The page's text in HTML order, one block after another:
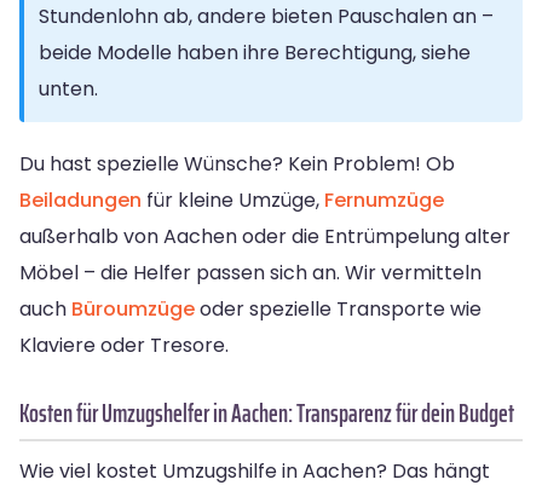
Stundenlohn ab, andere bieten Pauschalen an –
beide Modelle haben ihre Berechtigung, siehe
unten.
Du hast spezielle Wünsche? Kein Problem! Ob
Beiladungen für kleine Umzüge, Fernumzüge
außerhalb von Aachen oder die Entrümpelung alter
Möbel – die Helfer passen sich an. Wir vermitteln
auch Büroumzügeoder spezielle Transporte wie
Klaviere oder Tresore.
Kosten für Umzugshelfer in Aachen: Transparenz für dein Budget
Wie viel kostet Umzugshilfe in Aachen? Das hängt